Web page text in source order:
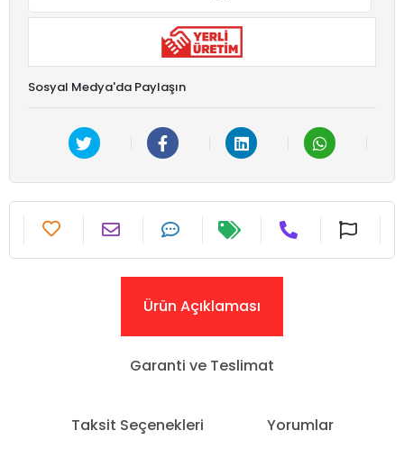
Sosyal Medya'da Paylaşın
Ürün Açıklaması
Garanti ve Teslimat
Taksit Seçenekleri Yorumlar